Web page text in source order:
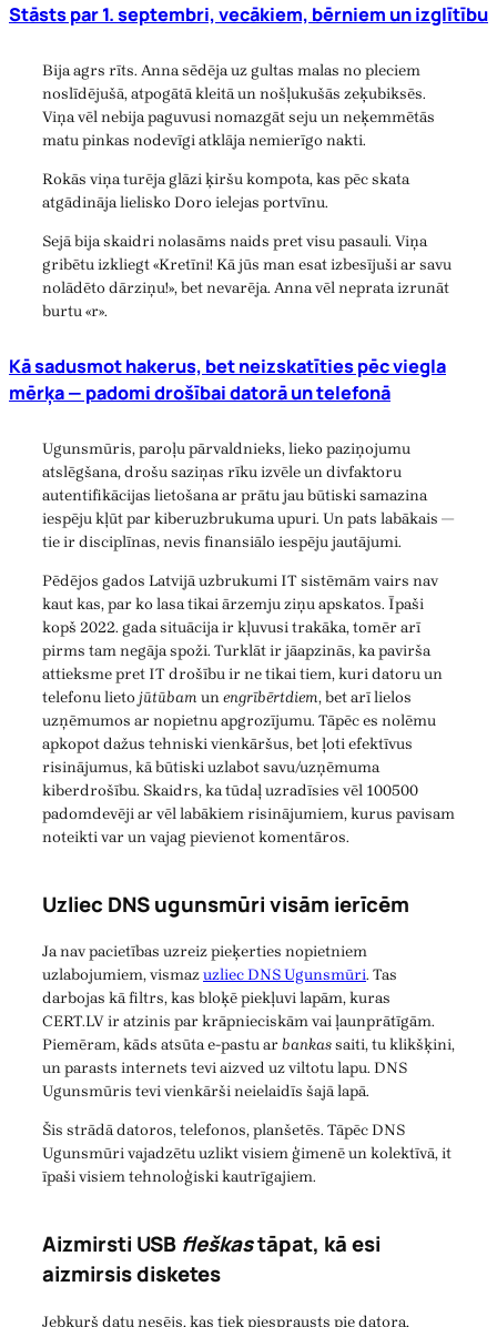
Stāsts par 1. septembri, vecākiem, bērniem un izglītību
Bija agrs rīts. Anna sēdēja uz gultas malas no pleciem
noslīdējušā, atpogātā kleitā un nošļukušās zeķubiksēs.
Viņa vēl nebija paguvusi nomazgāt seju un neķemmētās
matu pinkas nodevīgi atklāja nemierīgo nakti.
Rokās viņa turēja glāzi ķiršu kompota, kas pēc skata
atgādināja lielisko Doro ielejas portvīnu.
Sejā bija skaidri nolasāms naids pret visu pasauli. Viņa
gribētu izkliegt «Kretīni! Kā jūs man esat izbesījuši ar savu
nolādēto dārziņu!», bet nevarēja. Anna vēl neprata izrunāt
burtu «r».
Kā sadusmot hakerus, bet neizskatīties pēc viegla
mērķa — padomi drošībai datorā un telefonā
Ugunsmūris, paroļu pārvaldnieks, lieko paziņojumu
atslēgšana, drošu saziņas rīku izvēle un divfaktoru
autentifikācijas lietošana ar prātu jau būtiski samazina
iespēju kļūt par kiberuzbrukuma upuri. Un pats labākais —
tie ir disciplīnas, nevis finansiālo iespēju jautājumi.
Pēdējos gados Latvijā uzbrukumi IT sistēmām vairs nav
kaut kas, par ko lasa tikai ārzemju ziņu apskatos. Īpaši
kopš 2022. gada situācija ir kļuvusi trakāka, tomēr arī
pirms tam negāja spoži. Turklāt ir jāapzinās, ka pavirša
attieksme pret IT drošību ir ne tikai tiem, kuri datoru un
telefonu lietojūtūbamunengrībērtdiem, bet arī lielos
uzņēmumos ar nopietnu apgrozījumu. Tāpēc es nolēmu
apkopot dažus tehniski vienkāršus, bet ļoti efektīvus
risinājumus, kā būtiski uzlabot savu/uzņēmuma
kiberdrošību. Skaidrs, ka tūdaļ uzradīsies vēl 100500
padomdevēji ar vēl labākiem risinājumiem, kurus pavisam
noteikti var un vajag pievienot komentāros.
Uzliec DNS ugunsmūri visām ierīcēm
Ja nav pacietības uzreiz pieķerties nopietniem
uzlabojumiem, vismazuzliec DNS Ugunsmūri. Tas
darbojas kā filtrs, kas bloķē piekļuvi lapām, kuras
CERT.LV ir atzinis par krāpnieciskām vai ļaunprātīgām.
Piemēram, kāds atsūta e-pastu arbankassaiti, tu klikšķini,
un parasts internets tevi aizved uz viltotu lapu. DNS
Ugunsmūris tevi vienkārši neielaidīs šajā lapā.
Šis strādā datoros, telefonos, planšetēs. Tāpēc DNS
Ugunsmūri vajadzētu uzlikt visiem ģimenē un kolektīvā, it
īpaši visiem tehnoloģiski kautrīgajiem.
Aizmirsti USB fleškastāpat, kā esi
aizmirsis disketes
Jebkurš datu nesējs, kas tiek piesprausts pie datora,